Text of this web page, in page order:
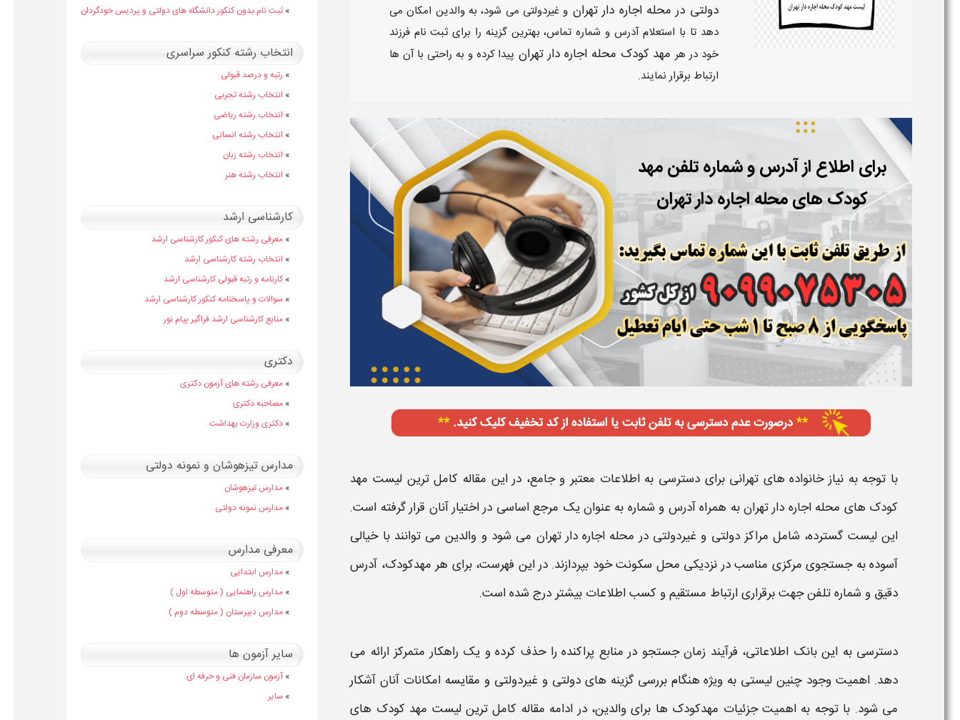
دولتی در محله اجاره دار تهران و غیردولتی می شود، به والدین امکان می
دهد تا با استعلام آدرس و شماره تماس، بهترین گزینه را برای ثبت نام فرزند
خود در هرمهد کودک محله اجاره دار تهران پیدا کرده و به راحتی با آن ها
ارتباط برقرار نمایند.
برای اطلاع از آدرس و شماره تلفن مهد
کودک های محله اجاره دار تهران
با توجه به نیاز خانواده های تهرانیبرای دسترسی به اطلاعات معتبر و جامع، در این مقاله کامل ترین لیست مهد
کودک های محله اجاره دار تهران به همراه آدرس و شماره به عنوان یک مرجع اساسی در اختیار آنان قرار گرفته است.
این لیست گسترده، شامل مراکز دولتی و غیردولتی در محله اجاره دار تهران می شود و والدین می توانند با خیالی
آسوده به جستجوی مرکزی مناسب در نزدیکی محل سکونت خود بپردازند. در این فهرست، برای هر مهدکودک، آدرس
دقیق و شماره تلفن جهت برقراری ارتباط مستقیم و کسب اطلاعات بیشتر درج شده است.
دسترسی به این بانک اطلاعاتی، فرآیند زمان جستجو در منابع پراکنده را حذف کرده و یک راهکار متمرکز ارائه می
دهد. اهمیت وجود چنین لیستی به ویژه هنگام بررسی گزینه های دولتی و غیردولتی و مقایسه امکانات آنان آشکار
می شود. با توجه به اهمیت جزئیات مهدکودک ها برای والدین، در ادامه مقاله کامل ترین لیست مهد کودک های
» ثبت نام بدون کنکور دانشگاه های دولتی و پردیس خودگردان
انتخاب رشته کنکور سراسری
» رتبه و درصد قبولی
» انتخاب رشته تجربی
» انتخاب رشته ریاضی
» انتخاب رشته انسانی
» انتخاب رشته زبان
» انتخاب رشته هنر
کارشناسی ارشد
» معرفی رشته های کنکور کارشناسی ارشد
» انتخاب رشته کارشناسی ارشد
» کارنامه و رتبه قبولی کارشناسی ارشد
» سوالات و پاسخنامه کنکور کارشناسی ارشد
» منابع کارشناسی ارشد فراگیر پیام نور
دکتری
» معرفی رشته های آزمون دکتری
» مصاحبه دکتری
» دکتری وزارت بهداشت
مدارس تیزهوشان و نمونه دولتی
» مدارس تیزهوشان
» مدارس نمونه دولتی
معرفی مدارس
» مدارس ابتدایی
» مدارس راهنمایی ( متوسطه اول )
» مدارس دبیرستان ( متوسطه دوم )
سایر آزمون ها
» آزمون سازمان فنی و حرفه ای
» سایر